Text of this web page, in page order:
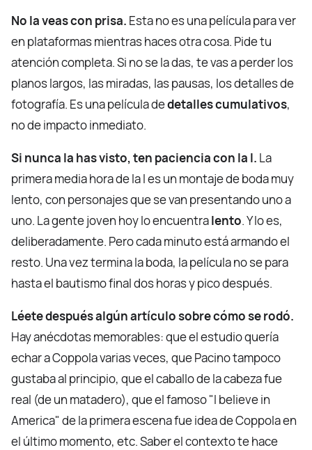
No la veas con prisa. Esta no es una película para ver
en plataformas mientras haces otra cosa. Pide tu
atención completa. Si no se la das, te vas a perder los
planos largos, las miradas, las pausas, los detalles de
fotografía. Es una película dedetalles cumulativos,
no de impacto inmediato.
Si nunca la has visto, ten paciencia con la I. La
primera media hora de la I es un montaje de boda muy
lento, con personajes que se van presentando uno a
uno. La gente joven hoy lo encuentralento. Y lo es,
deliberadamente. Pero cada minuto está armando el
resto. Una vez termina la boda, la película no se para
hasta el bautismo final dos horas y pico después.
Léete después algún artículo sobre cómo se rodó.
Hay anécdotas memorables: que el estudio quería
echar a Coppola varias veces, que Pacino tampoco
gustaba al principio, que el caballo de la cabeza fue
real (de un matadero), que el famoso "I believe in
America" de la primera escena fue idea de Coppola en
el último momento, etc. Saber el contexto te hace